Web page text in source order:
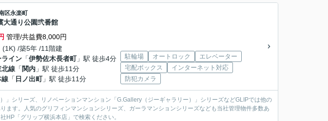
区永楽町
大通り公園弐番館
管理/共益費8,000円
(1K) /築5年 /11階建
ライン 「伊勢佐木長者町」駅 徒歩4分
北線 「 関内 」駅 徒歩11分
線 「 日ノ出町」駅 徒歩11分
駐輪場 オートロック
エレベーター
宅配ボックス
インターネット対応
防犯カメラ
」シリーズ、リノベーションマンション「G.Gallery（ジーギャラリー）」シリーズなどGLIPでは他の
ます。人気のグリフィンマンションシリーズ、ガーラマンションシリーズなども当社管理物件多数あ
HP「グリップ横浜本店」で検索ください。